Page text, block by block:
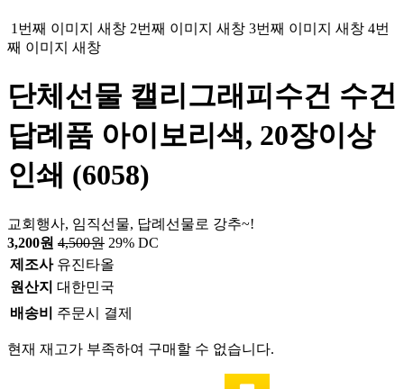
1번째 이미지 새창 2번째 이미지 새창 3번째 이미지 새창 4번
째 이미지 새창
단체선물 캘리그래피수건 수건
답례품 아이보리색, 20장이상
인쇄 (6058)
교회행사, 임직선물, 답례선물로 강추~!
3,200원 4,500원 29% DC
제조사 유진타올
원산지 대한민국
배송비
주문시 결제
현재 재고가 부족하여 구매할 수 없습니다.